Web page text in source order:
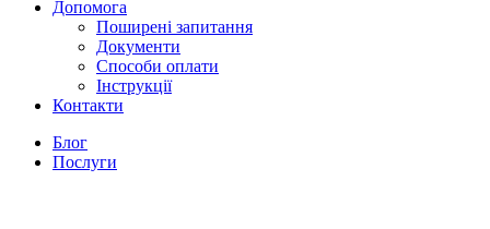
Допомога
Поширені запитання
Документи
Способи оплати
Інструкції
Контакти
Блог
Послуги